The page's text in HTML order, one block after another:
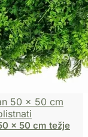
x 50 cm težje